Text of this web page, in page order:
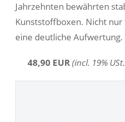
Jahrzehnten bewährten
Kunststoffboxen. Nicht
eine deutliche Aufwertung.
48,90 EUR(incl. 19%